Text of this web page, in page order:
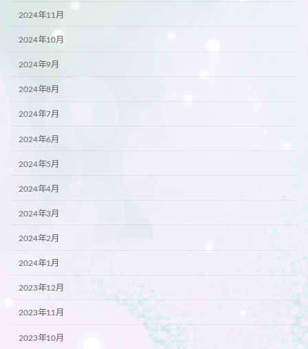
2024年11月
2024年10月
2024年9月
2024年8月
2024年7月
2024年6月
2024年5月
2024年4月
2024年3月
2024年2月
2024年1月
2023年12月
2023年11月
2023年10月